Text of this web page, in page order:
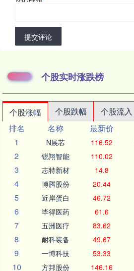
提交评论
个股实时涨跌榜
个股涨幅 个股跌幅 个股流入
排名
名称 最新价
1
N展芯 116.52
2 锐翔智能 110.02
3 志特新材 14.8
4 博腾股份 20.44
5 近岸蛋白 46.72
6 毕得医药 61.6
7 五洲医疗 83.62
8 耐科装备 49.67
9 一博科技 53.33
10 方邦股份 146.16